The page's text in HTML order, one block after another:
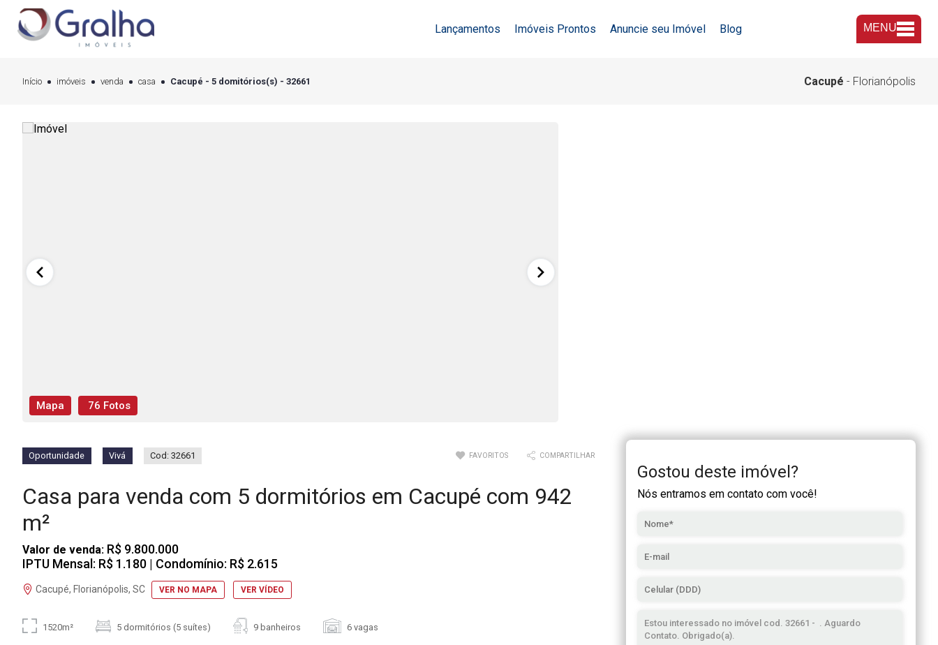
Lançamentos Imóveis Prontos Anuncie seu Imóvel Blog MENU
Início imóveis venda casa Cacupé - 5 domitórios(s) - 32661 Cacupé - Florianópolis
Mapa 76 Fotos
Oportunidade Vivá Cod: 32661 FAVORITOS COMPARTILHAR
Casa para venda com 5 dormitórios em Cacupé com 942
m²
Valor de venda: R$ 9.800.000
IPTU Mensal: R$ 1.180 | Condomínio: R$ 2.615
Cacupé, Florianópolis, SC VER NO MAPA VER VÍDEO
1520m² 5 dormitórios (5 suítes) 9 banheiros 6 vagas
Gostou deste imóvel?
Nós entramos em contato com você!